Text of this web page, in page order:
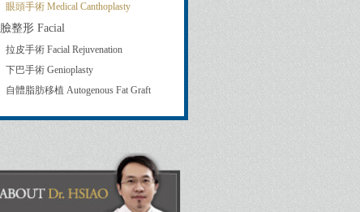
眼頭手術 Medical Canthoplasty
臉整形 Facial
拉皮手術 Facial Rejuvenation
下巴手術 Genioplasty
自體脂肪移植 Autogenous Fat Graft